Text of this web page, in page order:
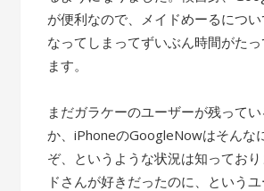
が便利なので、メイドめーるについ
なってしまってずいぶん時間がた
ます。
まだガラケーのユーザーが残って
か、iPhoneのGoogleNowはそんな
ぞ、というような状況は知ってお
ドさんが好きだったのに、という